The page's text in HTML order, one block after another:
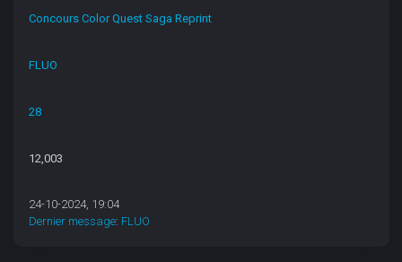
Concours Color Quest Saga Reprint
FLUO
28
12,003
24-10-2024, 19:04
Dernier message: FLUO